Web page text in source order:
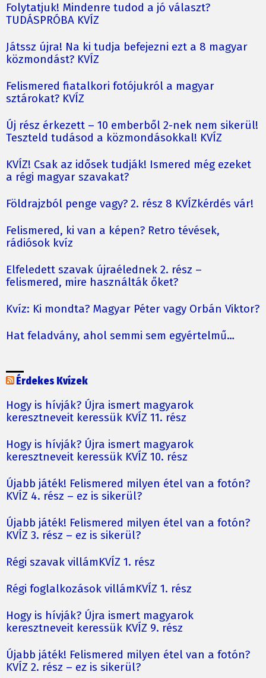
Folytatjuk! Mindenre tudod a jó választ?
TUDÁSPRÓBA KVÍZ
Játssz újra! Na ki tudja befejezni ezt a 8 magyar
közmondást? KVÍZ
Felismered fiatalkori fotójukról a magyar
sztárokat? KVÍZ
Új rész érkezett – 10 emberből 2-nek nem sikerül!
Teszteld tudásod a közmondásokkal! KVÍZ
KVÍZ! Csak az idősek tudják! Ismered még ezeket
a régi magyar szavakat?
Földrajzból penge vagy? 2. rész 8 KVÍZkérdés vár!
Felismered, ki van a képen? Retro tévések,
rádiósok kvíz
Elfeledett szavak újraélednek 2. rész –
felismered, mire használták őket?
Kvíz: Ki mondta? Magyar Péter vagy Orbán Viktor?
Hat feladvány, ahol semmi sem egyértelmű…
Érdekes Kvízek
Hogy is hívják? Újra ismert magyarok
keresztneveit keressük KVÍZ 11. rész
Hogy is hívják? Újra ismert magyarok
keresztneveit keressük KVÍZ 10. rész
Újabb játék! Felismered milyen étel van a fotón?
KVÍZ 4. rész – ez is sikerül?
Újabb játék! Felismered milyen étel van a fotón?
KVÍZ 3. rész – ez is sikerül?
Régi szavak villámKVÍZ 1. rész
Régi foglalkozások villámKVÍZ 1. rész
Hogy is hívják? Újra ismert magyarok
keresztneveit keressük KVÍZ 9. rész
Újabb játék! Felismered milyen étel van a fotón?
KVÍZ 2. rész – ez is sikerül?